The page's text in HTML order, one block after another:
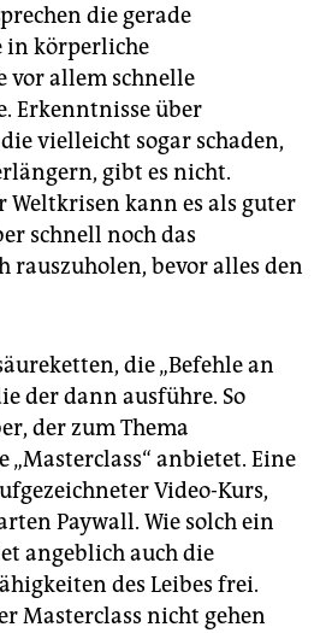
die gerade
in körperliche
vor allem schnelle
Erkenntnisse über
vielleicht sogar schaden,
gibt es nicht.
kann es als guter
schnell noch das
rauszuholen, bevor alles den
die „Befehle an
der dann ausführe. So
der zum Thema
„Masterclass“ anbietet. Eine
Video-Kurs,
Paywall. Wie solch ein
angeblich auch die
des Leibes frei.
Masterclass nicht gehen